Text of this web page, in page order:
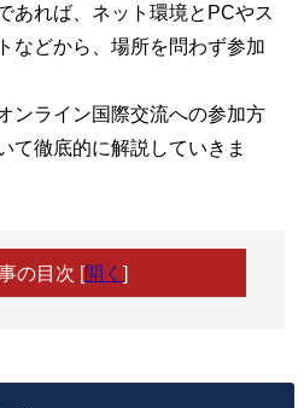
あれば、ネット環境とPCやス
などから、場所を問わず参加
ンライン国際交流への参加方
て徹底的に解説していきま
の目次 [開く ]